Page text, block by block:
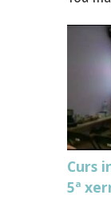
Curs
5ª